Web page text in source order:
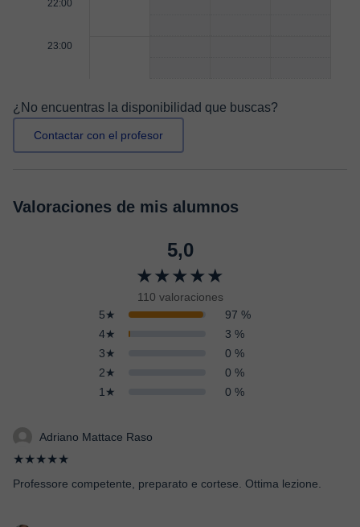
22:00
23:00
¿No encuentras la disponibilidad que buscas?
Contactar con el profesor
Valoraciones de mis alumnos
5,0
★★★★★
110 valoraciones
5★
97 %
4★
3 %
3★
0 %
2★
0 %
1★
0 %
Adriano Mattace Raso
★★★★★
Professore competente, preparato e cortese. Ottima lezione.